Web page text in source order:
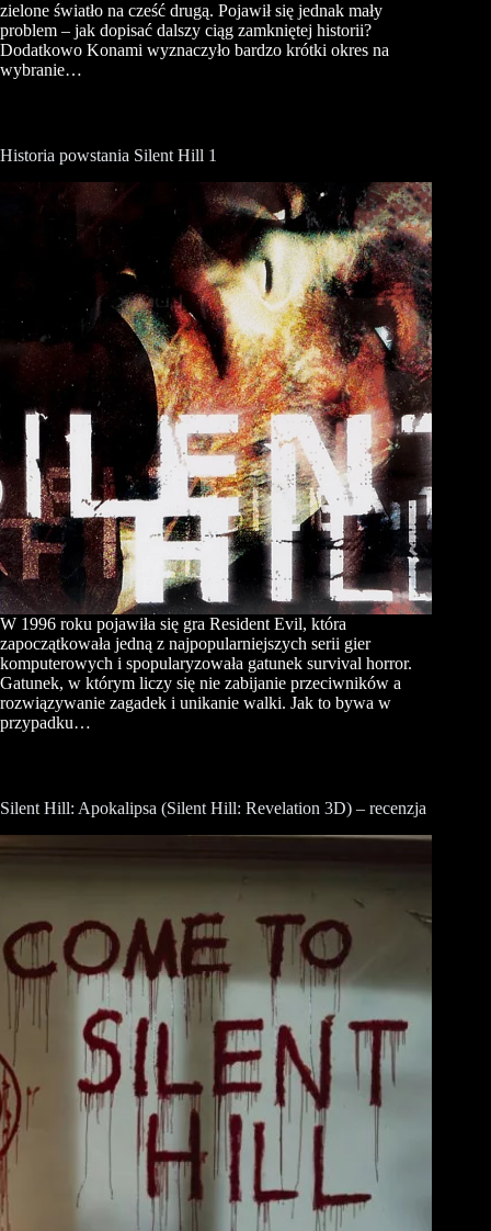
zielone światło na cześć drugą. Pojawił się jednak mały
problem – jak dopisać dalszy ciąg zamkniętej historii?
Dodatkowo Konami wyznaczyło bardzo krótki okres na
wybranie…
Historia powstania Silent Hill 1
W 1996 roku pojawiła się gra Resident Evil, która
zapoczątkowała jedną z najpopularniejszych serii gier
komputerowych i spopularyzowała gatunek survival horror.
Gatunek, w którym liczy się nie zabijanie przeciwników a
rozwiązywanie zagadek i unikanie walki. Jak to bywa w
przypadku…
Silent Hill: Apokalipsa (Silent Hill: Revelation 3D) – recenzja